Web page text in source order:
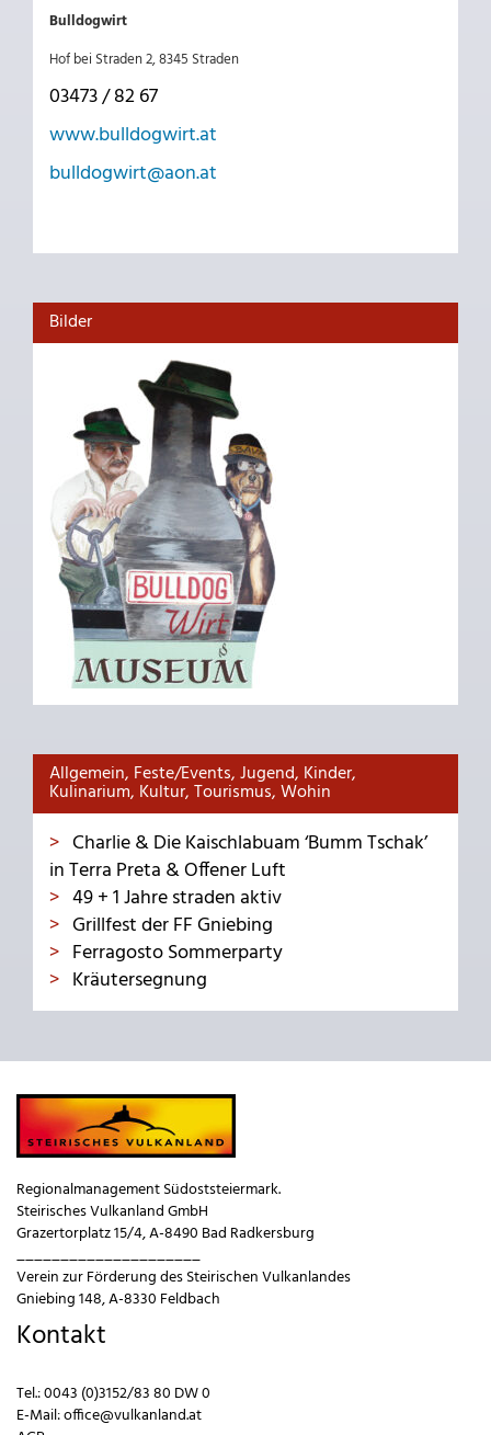
Bulldogwirt
Hof bei Straden 2, 8345 Straden
03473 / 82 67
www.bulldogwirt.at
bulldogwirt@aon.at
Bilder
Allgemein, Feste/Events, Jugend, Kinder,
Kulinarium, Kultur, Tourismus, Wohin
Charlie & Die Kaischlabuam ‘Bumm Tschak’
in Terra Preta & Offener Luft
49 + 1 Jahre straden aktiv
Grillfest der FF Gniebing
Ferragosto Sommerparty
Kräutersegnung
Regionalmanagement Südoststeiermark.
Steirisches Vulkanland GmbH
Grazertorplatz 15/4, A-8490 Bad Radkersburg
_____________________
Verein zur Förderung des Steirischen Vulkanlandes
Gniebing 148, A-8330 Feldbach
Kontakt
Tel.:0043 (0)3152/83 80 DW 0
E-Mail:office@vulkanland.at